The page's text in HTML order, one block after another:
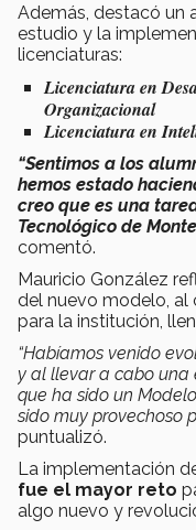
Además, destacó un
estudio y la
licenciaturas:
Licenciatura en
Organizacional
Licenciatura en
“Sentimos a los
hemos estado
creo que es una
Tecnológico de
comentó.
Mauricio González
del nuevo modelo, al
para la institución,
“Habíamos venido
y al llevar a cabo una
que ha sido un
sido muy provechoso
puntualizó.
La implementación
fue el mayor reto
algo nuevo y